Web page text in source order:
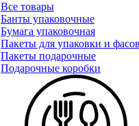
Все товары
Банты упаковочные
Бумага упаковочная
Пакеты для упаковки и
Пакеты подарочные
Подарочные коробки